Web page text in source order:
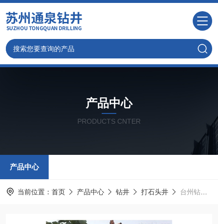
产品中心
PRODUCTS CNTER
产品中心
当前位置： 首页 产品中心 钻井 打石头井 台州钻井队/台州本地打深井队伍